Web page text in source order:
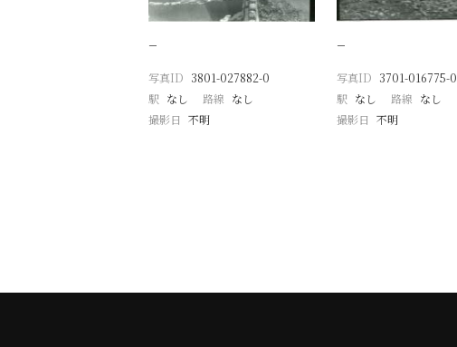
−
写真ID 3801-027882-0
駅 なし 路線 なし
撮影日 不明
−
写真ID 3701-016775-0
駅 なし 路線 なし
撮影日 不明